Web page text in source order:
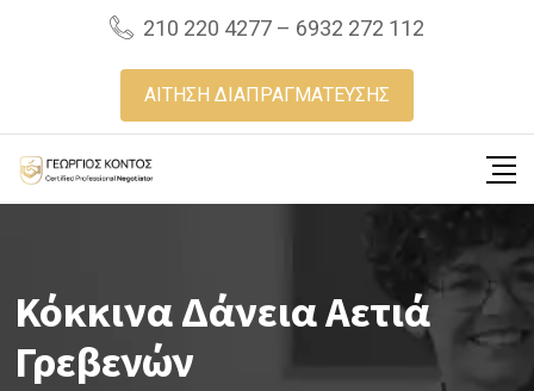
210 220 4277 – 6932 272 112
ΑΙΤΗΣΗ ΔΙΑΠΡΑΓΜΑΤΕΥΣΗΣ
Κόκκινα Δάνεια Αετιά
Γρεβενών